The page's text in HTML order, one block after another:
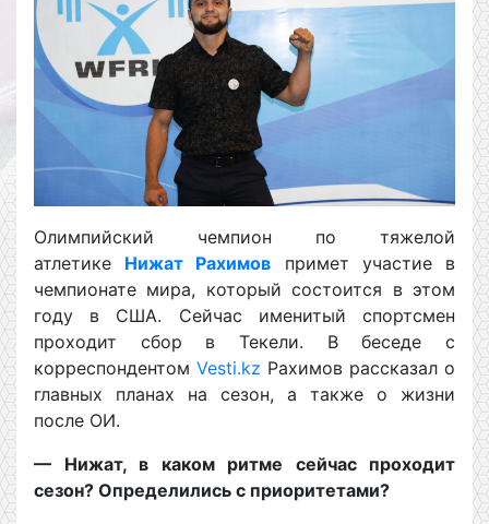
Олимпийский чемпион по тяжелой
атлетике Нижат Рахимов примет участие в
чемпионате мира, который состоится в этом
году в США. Сейчас именитый спортсмен
проходит сбор в Текели. В беседе с
корреспондентом Vesti.kz Рахимов рассказал о
главных планах на сезон, а также о жизни
после ОИ.
— Нижат, в каком ритме сейчас проходит
сезон? Определились с приоритетами?